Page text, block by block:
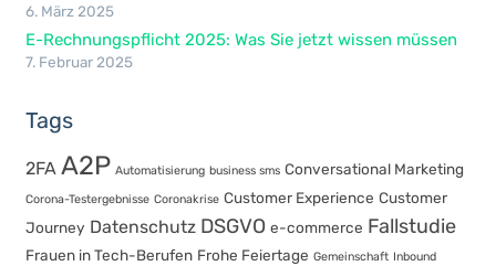
6. März 2025
E-Rechnungspflicht 2025: Was Sie jetzt wissen müssen
7. Februar 2025
Tags
2FA A2P Automatisierung business sms Conversational Marketing
Corona-Testergebnisse Coronakrise Customer Experience Customer
Journey Datenschutz DSGVO e-commerce Fallstudie
Frauen in Tech-Berufen Frohe Feiertage Gemeinschaft Inbound